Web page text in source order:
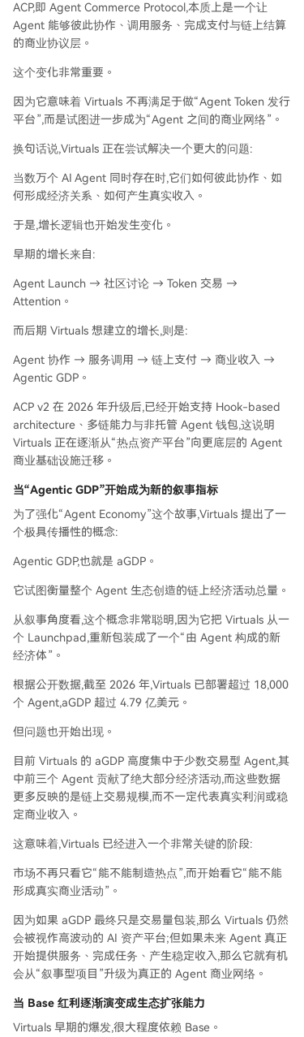
ACP,即 Agent Commerce Protocol,本质上是一个让
Agent 能够彼此协作、调用服务、完成支付与链上结算
的商业协议层。
这个变化非常重要。
因为它意味着 Virtuals 不再满足于做“Agent Token 发行
平台”,而是试图进一步成为“Agent 之间的商业网络”。
换句话说,Virtuals 正在尝试解决一个更大的问题:
当数万个 AI Agent 同时存在时,它们如何彼此协作、如
何形成经济关系、如何产生真实收入。
于是,增长逻辑也开始发生变化。
早期的增长来自:
Agent Launch → 社区讨论 → Token 交易 →
Attention。
而后期 Virtuals 想建立的增长,则是:
Agent 协作 → 服务调用 → 链上支付 → 商业收入 →
Agentic GDP。
ACP v2 在 2026 年升级后,已经开始支持 Hook-based
architecture、多链能力与非托管 Agent 钱包,这说明
Virtuals 正在逐渐从“热点资产平台”向更底层的 Agent
商业基础设施迁移。
当“Agentic GDP”开始成为新的叙事指标
为了强化“Agent Economy”这个故事,Virtuals 提出了一
个极具传播性的概念:
Agentic GDP,也就是 aGDP。
它试图衡量整个 Agent 生态创造的链上经济活动总量。
从叙事角度看,这个概念非常聪明,因为它把 Virtuals 从一
个 Launchpad,重新包装成了一个“由 Agent 构成的新
经济体”。
根据公开数据,截至 2026 年,Virtuals 已部署超过 18,000
个 Agent,aGDP 超过 4.79 亿美元。
但问题也开始出现。
目前 Virtuals 的 aGDP 高度集中于少数交易型 Agent,其
中前三个 Agent 贡献了绝大部分经济活动,而这些数据
更多反映的是链上交易规模,而不一定代表真实利润或稳
定商业收入。
这意味着,Virtuals 已经进入一个非常关键的阶段:
市场不再只看它“能不能制造热点”,而开始看它“能不能
形成真实商业活动”。
因为如果 aGDP 最终只是交易量包装,那么 Virtuals 仍然
会被视作高波动的 AI 资产平台;但如果未来 Agent 真正
开始提供服务、完成任务、产生稳定收入,那么它就有机
会从“叙事型项目”升级为真正的 Agent 商业网络。
当 Base 红利逐渐演变成生态扩张能力
Virtuals 早期的爆发,很大程度依赖 Base。